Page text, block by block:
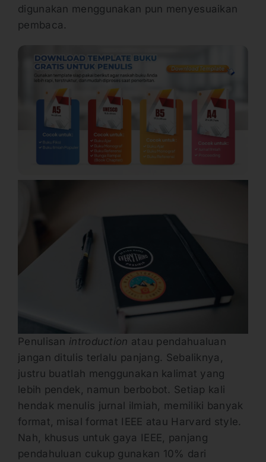
digunakan menggunakan pun menyesuaikan
pembaca.
Penulisan introduction atau pendahualuan
jangan ditulis terlalu panjang. Sebaliknya,
justru buatlah menggunakan kalimat yang
lebih pendek, namun berbobot. Setiap kali
hendak menulis jurnal ilmiah, memiliki banyak
format, misal format IEEE atau Harvard style.
Nah, khusus untuk gaya IEEE, panjang
pendahuluan cukup gunakan 10% dari